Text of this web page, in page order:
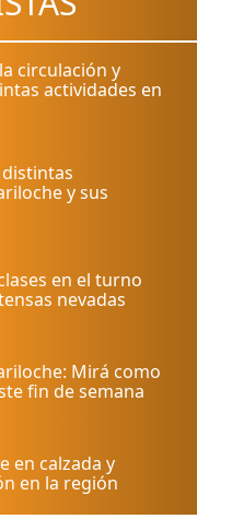
circulación y
actividades en
y sus
en el turno
nevadas
Mirá como
fin de semana
en calzada y
en la región